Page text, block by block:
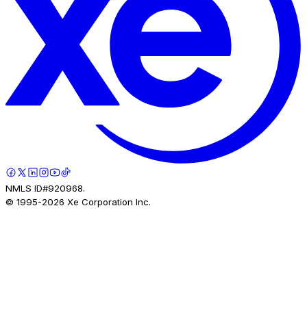
NMLS ID#920968.
© 1995-2026 Xe Corporation Inc.